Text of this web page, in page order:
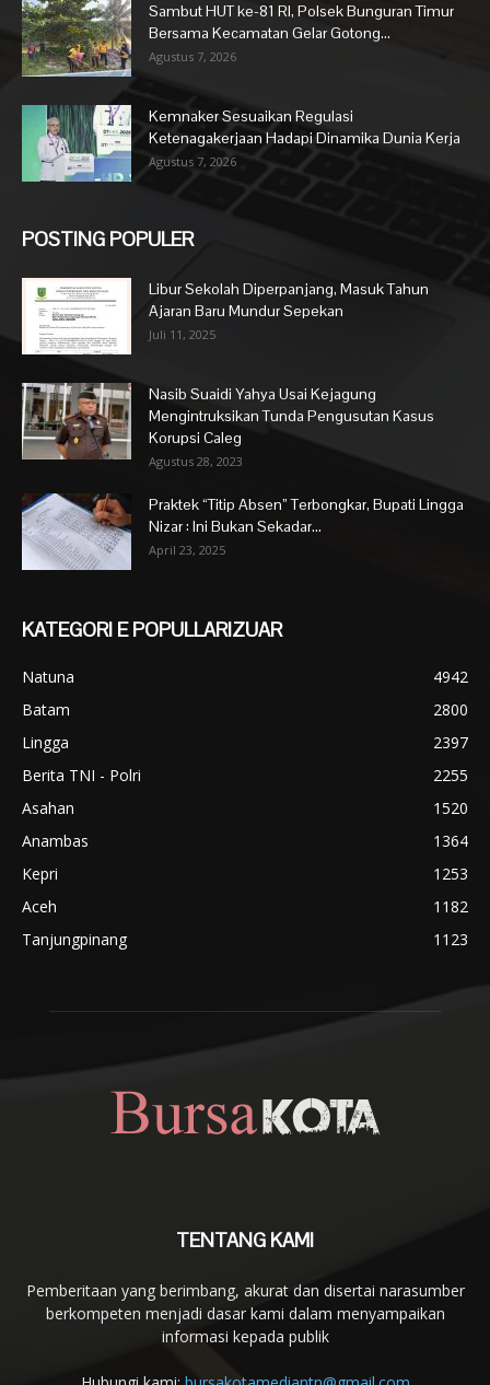
Sambut HUT ke-81 RI, Polsek Bunguran Timur
Bersama Kecamatan Gelar Gotong...
Agustus 7, 2026
Kemnaker Sesuaikan Regulasi
Ketenagakerjaan Hadapi Dinamika Dunia Kerja
Agustus 7, 2026
POSTING POPULER
Libur Sekolah Diperpanjang, Masuk Tahun
Ajaran Baru Mundur Sepekan
Juli 11, 2025
Nasib Suaidi Yahya Usai Kejagung
Mengintruksikan Tunda Pengusutan Kasus
Korupsi Caleg
Agustus 28, 2023
Praktek “Titip Absen” Terbongkar, Bupati Lingga
Nizar : Ini Bukan Sekadar...
April 23, 2025
KATEGORI E POPULLARIZUAR
Natuna
4942
Batam
2800
Lingga
2397
Berita TNI - Polri
2255
Asahan
1520
Anambas
1364
Kepri
1253
Aceh
1182
Tanjungpinang
1123
TENTANG KAMI
Pemberitaan yang berimbang, akurat dan disertai narasumber
berkompeten menjadi dasar kami dalam menyampaikan
informasi kepada publik